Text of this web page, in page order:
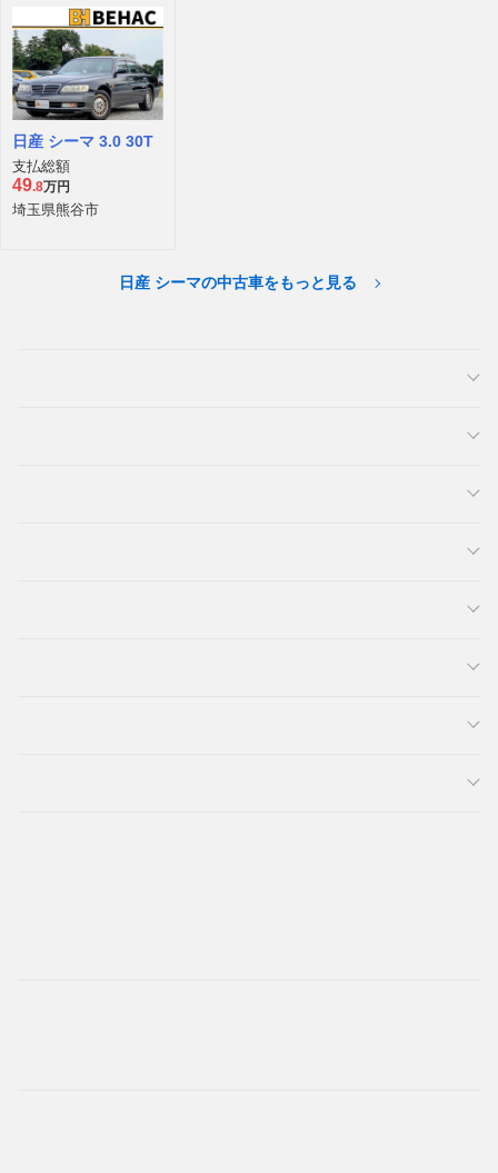
日産 シーマ 3.0 30T
支払総額
49.8万円
埼玉県熊谷市
日産 シーマの中古車をもっと見る